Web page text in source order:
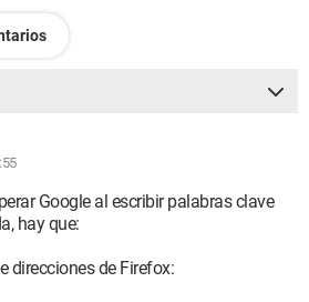
Google al escribir palabras clave
hay que:
direcciones de Firefox: